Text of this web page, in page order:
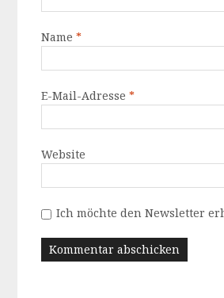
Name*
E-Mail-Adresse*
Website
Ich möchte den Newsletter